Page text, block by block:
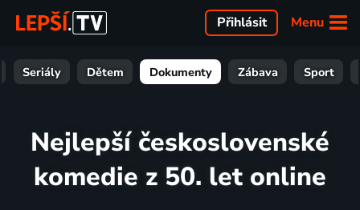
Menu
Přihlásit
Seriály Dětem Dokumenty Zábava Sport
Nejlepší československé
komedie z 50. let online